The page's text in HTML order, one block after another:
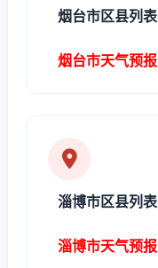
烟台市区县列表
烟台市天气预报
淄博市区县列表
淄博市天气预报